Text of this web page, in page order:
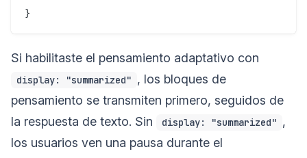
Si habilitaste el pensamiento adaptativo con
display: "summarized" , los bloques de
pensamiento se transmiten primero, seguidos de
la respuesta de texto. Sin
display: "summarized" ,
los usuarios ven una pausa durante el